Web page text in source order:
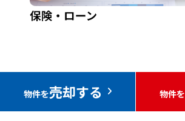
物件を売却する 物件を